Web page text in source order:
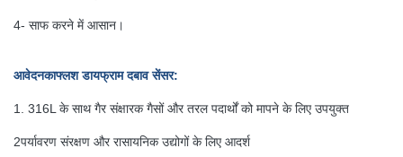
4- साफ करने में आसान।
आवेदनकाफ्लश डायफ्राम दबाव सेंसर:
1. 316L के साथ गैर संक्षारक गैसों और तरल पदार्थों को मापने के लिए उपयुक्त
2पर्यावरण संरक्षण और रासायनिक उद्योगों के लिए आदर्श